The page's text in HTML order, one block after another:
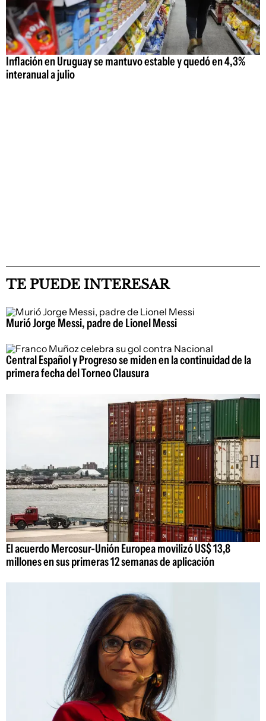
Inflación en Uruguay se mantuvo estable y quedó en 4,3%
interanual a julio
TE PUEDE INTERESAR
Murió Jorge Messi, padre de Lionel Messi
Central Español y Progreso se miden en la continuidad de la
primera fecha del Torneo Clausura
El acuerdo Mercosur-Unión Europea movilizó US$ 13,8
millones en sus primeras 12 semanas de aplicación